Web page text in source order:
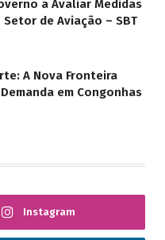
a Avaliar Medidas
Setor de Aviação – SBT
A Nova Fronteira
em Congonhas
Instagram